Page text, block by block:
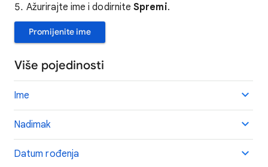
Ažurirajte ime i dodirniteSpremi.
Promijenite ime
Više pojedinosti
Ime
Nadimak
Datum rođenja